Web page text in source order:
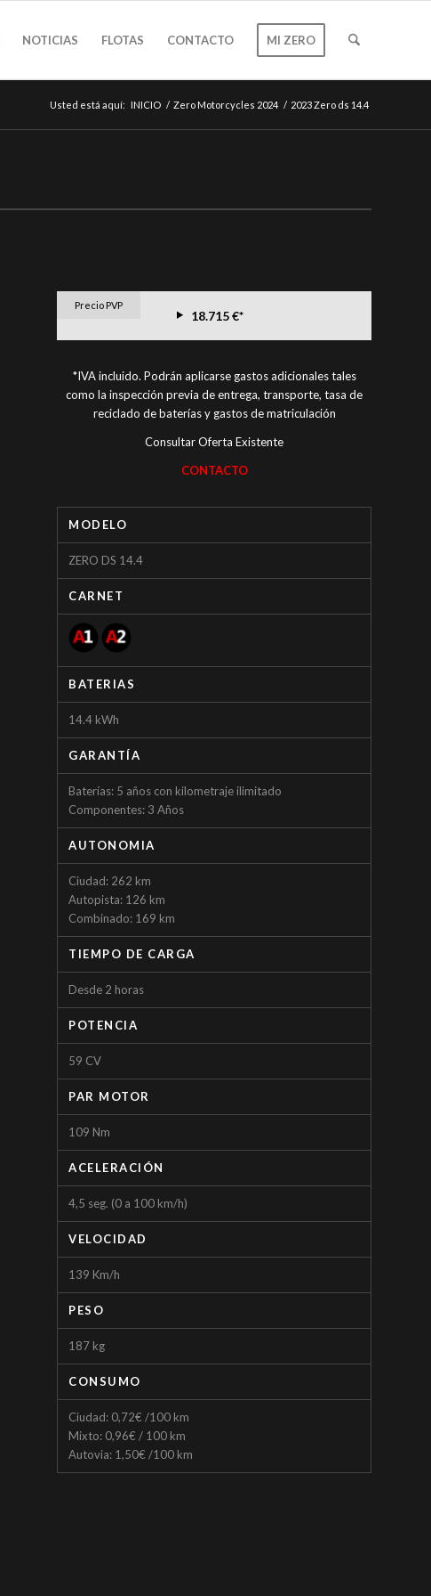
NOTICIAS FLOTAS CONTACTO MI ZERO
Usted está aquí: INICIO / Zero Motorcycles 2024 / 2023 Zero ds 14.4
Precio PVP
18.715 €*
*IVA incluido. Podrán aplicarse gastos adicionales tales
como la inspección previa de entrega, transporte, tasa de
reciclado de baterías y gastos de matriculación
Consultar Oferta Existente
CONTACTO
MODELO
ZERO DS 14.4
CARNET
BATERIAS
14.4 kWh
GARANTÍA
Baterías: 5 años con kilometraje ilimitado
Componentes: 3 Años
AUTONOMIA
Ciudad: 262 km
Autopista: 126 km
Combinado: 169 km
TIEMPO DE CARGA
Desde 2 horas
POTENCIA
59 CV
PAR MOTOR
109 Nm
ACELERACIÓN
4,5 seg. (0 a 100 km/h)
VELOCIDAD
139 Km/h
PESO
187 kg
CONSUMO
Ciudad: 0,72€ /100 km
Mixto: 0,96€ / 100 km
Autovia: 1,50€ /100 km